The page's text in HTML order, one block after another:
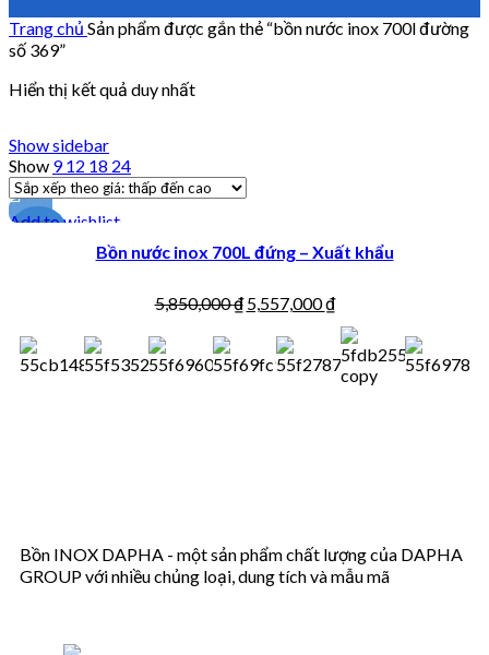
Trang chủ Sản phẩm được gắn thẻ “bồn nước inox 700l đường
số 369”
Hiển thị kết quả duy nhất
Show sidebar
Show 912 18 24
Add to wishlist
Bồn nước inox 700L đứng – Xuất khẩu
5,850,000₫ 5,557,000₫
Bồn INOX DAPHA - một sản phẩm chất lượng của DAPHA
GROUP với nhiều chủng loại, dung tích và mẫu mã